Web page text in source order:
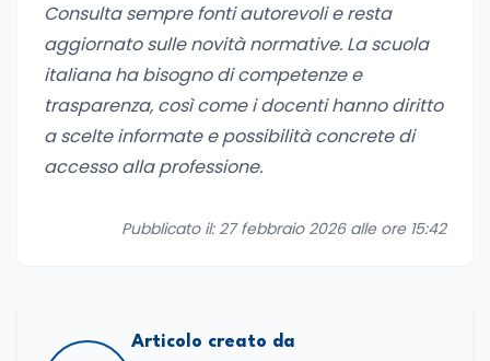
Consulta sempre fonti autorevoli e resta
aggiornato sulle novità normative. La scuola
italiana ha bisogno di competenze e
trasparenza, così come i docenti hanno diritto
a scelte informate e possibilità concrete di
accesso alla professione.
Pubblicato il: 27 febbraio 2026 alle ore 15:42
Articolo creato da